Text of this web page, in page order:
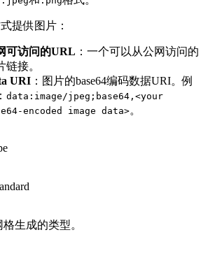
提供图片：
可访问的URL ：一个可以从公网访问的
链接。
URI ：图片的base64编码数据URI。例
data:image/jpeg;base64,<your
encoded image data>。
生成的类型。